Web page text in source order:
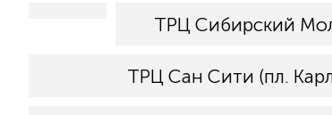
ТРЦ Сибирский
ТРЦ Сан Сити (пл.